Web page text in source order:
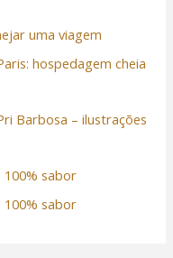
uma viagem
hospedagem cheia
Barbosa – ilustrações
100% sabor
100% sabor